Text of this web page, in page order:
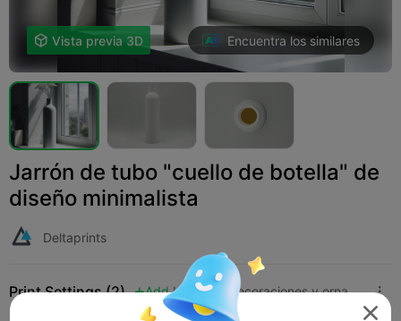
 Vista previa 3D Encuentra los similares
Jarrón de tubo "cuello de botella" de
diseño minimalista
Deltaprints
Print Settings (2) Add Hogar Decoraciones y ornamentos para el hogar 
